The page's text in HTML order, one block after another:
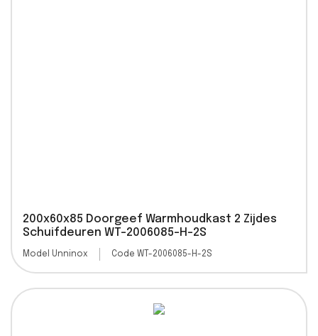
200x60x85 Doorgeef Warmhoudkast 2 Zijdes
Schuifdeuren WT-2006085-H-2S
Model Unninox Code WT-2006085-H-2S